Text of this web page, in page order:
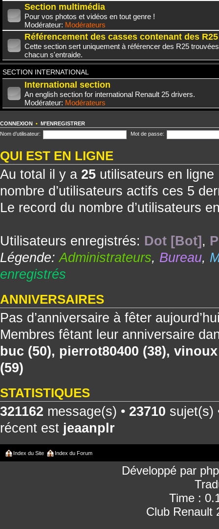
Section multimédia
Pour vos photos et vidéos en tout genre !
Modérateur: Modérateurs
Référencement des casses contenant des R25
Cette section sert uniquement à référencer des R25
chacun s'entraide.
SECTION INTERNATIONAL
International section
An english section for international Renault 25 drivers.
Modérateur: Modérateurs
CONNEXION • M’ENREGISTRER
Nom d’utilisateur:
Mot de passe:
QUI EST EN LIGNE
Au total il y a 25 utilisateurs en
nombre d’utilisateurs actifs ces 5
Le record du nombre d’utilisateurs
Utilisateurs enregistrés: Dot [Bot] ,
Légende:Administrateurs, Bureau,
enregistrés
ANNIVERSAIRES
Pas d’anniversaire à fêter
Membres fêtant leur anniversaire
buc (50), pierrot80400 (38), vinoux
(59)
STATISTIQUES
321162 message(s) • 23710 sujet(s)
récent est jeaanplr
Index du Site Index du Forum
Développé par
Time :
Club Renault